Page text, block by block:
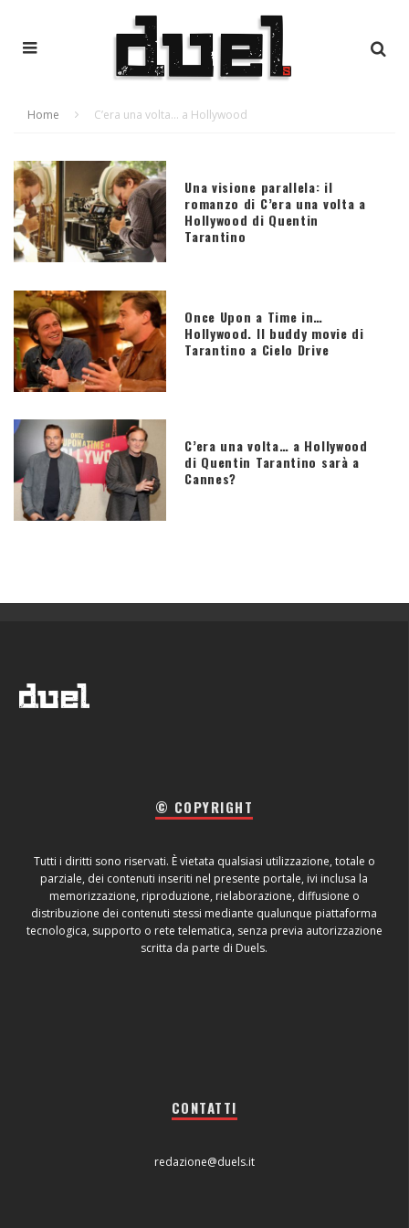
Home C’era una volta… a Hollywood
Una visione parallela: il
romanzo di C’era una volta a
Hollywood di Quentin
Tarantino
Once Upon a Time in…
Hollywood. Il buddy movie di
Tarantino a Cielo Drive
C’era una volta… a Hollywood
di Quentin Tarantino sarà a
Cannes?
© COPYRIGHT
Tutti i diritti sono riservati. È vietata qualsiasi utilizzazione, totale o
parziale, dei contenuti inseriti nel presente portale, ivi inclusa la
memorizzazione, riproduzione, rielaborazione, diffusione o
distribuzione dei contenuti stessi mediante qualunque piattaforma
tecnologica, supporto o rete telematica, senza previa autorizzazione
scritta da parte di Duels.
CONTATTI
redazione@duels.it